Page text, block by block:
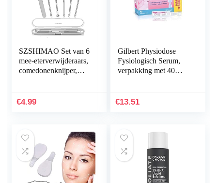
SZSHIMAO Set van 6
mee-eterverwijderaars,
comedonenknijper,
whiteheads voor…
€4.99
Gilbert Physiodose
Fysiologisch Serum,
verpakking met 40
€13.51